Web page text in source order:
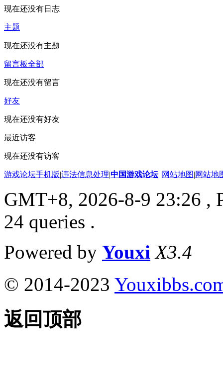
现在还没有日志
主题
现在还没有主题
留言板全部
现在还没有留言
好友
现在还没有好友
最近访客
现在还没有访客
游戏论坛手机版|违法信息处理|中国游戏论坛 |网站地图|网站地
GMT+8, 2026-8-9 23:26 ,
24 queries .
Powered by Youxi X3.4
© 2014-2023
返回顶部